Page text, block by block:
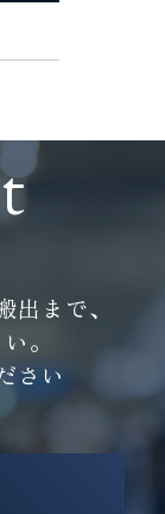
まで、
。
さい